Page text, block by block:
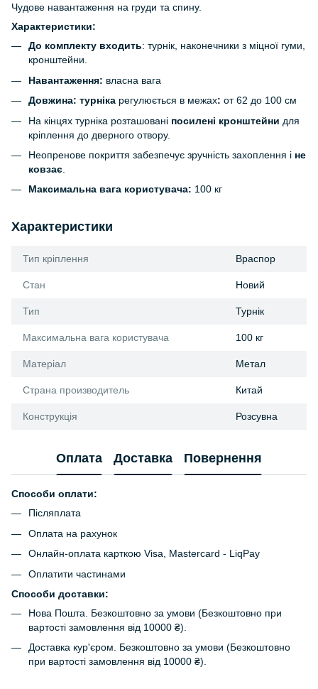
Чудове навантаження на груди та спину.
Характеристики:
До комплекту входить: турнік, наконечники з міцної гуми,
кронштейни.
Навантаження: власна вага
Довжина: турніка регулюється в межах: от 62 до 100 см
На кінцях турніка розташовані посилені кронштейни для
кріплення до дверного отвору.
Неопренове покриття забезпечує зручність захоплення і не
ковзає
Максимальна вага користувача: 100 кг
Характеристики
Тип кріплення Враспор
Стан Новий
Тип Турнік
Максимальна вага користувача 100 кг
Матеріал Метал
Страна производитель Китай
Конструкція Розсувна
Оплата Доставка Повернення
Способи оплати:
Післяплата
Оплата на рахунок
Онлайн-оплата карткою Visa, Mastercard - LiqPay
Оплатити частинами
Способи доставки:
Нова Пошта. Безкоштовно за умови (Безкоштовно при
вартості замовлення від 10000 ₴).
Доставка кур'єром. Безкоштовно за умови (Безкоштовно
при вартості замовлення від 10000 ₴).